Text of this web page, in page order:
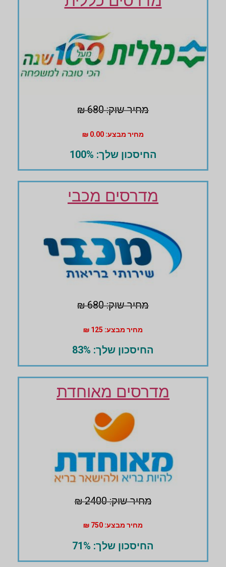
מחיר שוק: 680 ₪
מחיר מבצע: 0.00 ₪
החיסכון שלך: 100%
מדרסים מכבי
מחיר שוק: 680 ₪
מחיר מבצע: 125 ₪
החיסכון שלך: 83%
מדרסים מאוחדת
מחיר שוק: 2400 ₪
מחיר מבצע: 750 ₪
החיסכון שלך: 71%